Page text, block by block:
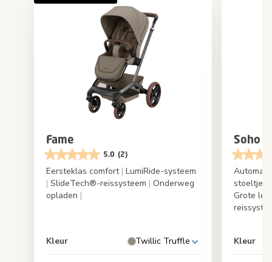
Fame
5.0 (2)
Eersteklas comfort | LumiRide-systeem
| SlideTech®-reissysteem | Onderweg
opladen |
Kleur Twillic Truffle
Soho
stoeltje
Grote
Kleur